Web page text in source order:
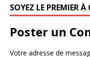
SOYEZ LE PREMIER
Poster un
Votre adresse de